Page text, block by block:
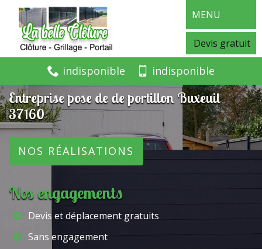
MENU
Devis gratuit
indisponible indisponible
Entreprise pose de de portillon Buxeuil
37160
NOS RÉALISATIONS
Nos engagements
Devis et déplacement gratuits
Sans engagement